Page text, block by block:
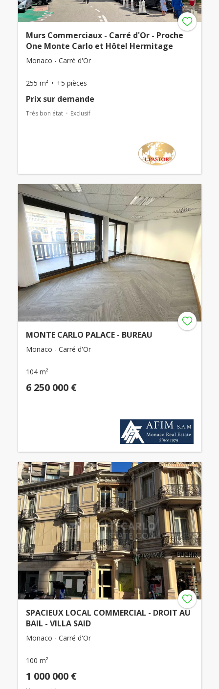
Murs Commerciaux - Carré d'Or - Proche
One Monte Carlo et Hôtel Hermitage
Monaco - Carré d'Or
255 m² +5 pièces
Prix ​​sur demande
Très bon état Exclusif
MONTE CARLO PALACE - BUREAU
Monaco - Carré d'Or
104 m²
6 250 000 €
SPACIEUX LOCAL COMMERCIAL - DROIT AU
BAIL - VILLA SAID
Monaco - Carré d'Or
100 m²
1 000 000 €